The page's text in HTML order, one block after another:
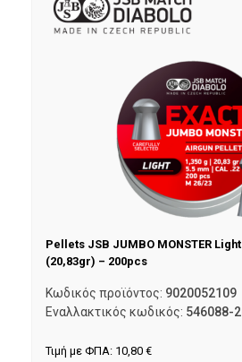
Pellets JSB JUMBO MONSTER
(20,83gr) – 200pcs
Κωδικός προϊόντος: 9020052109
Εναλλακτικός κωδικός: 546088-
Τιμή με ΦΠΑ: 10,80 €